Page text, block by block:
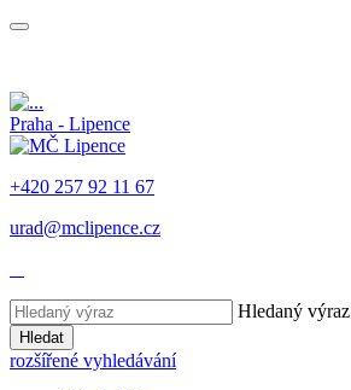
Praha - Lipence
+420 257 92 11 67
urad@mclipence.cz
Hledaný výraz
Hledat
rozšířené vyhledávání